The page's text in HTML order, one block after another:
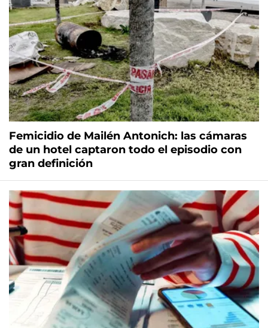
Femicidio de Mailén Antonich: las cámaras
de un hotel captaron todo el episodio con
gran definición